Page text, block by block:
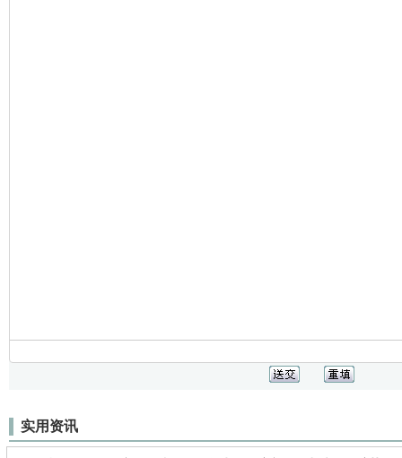
实用资讯